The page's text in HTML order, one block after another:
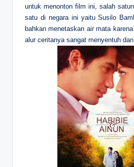
untuk menonton film ini, salah
satu di negara ini yaitu Susilo
bahkan menetaskan air mata
alur ceritanya sangat menyentuh